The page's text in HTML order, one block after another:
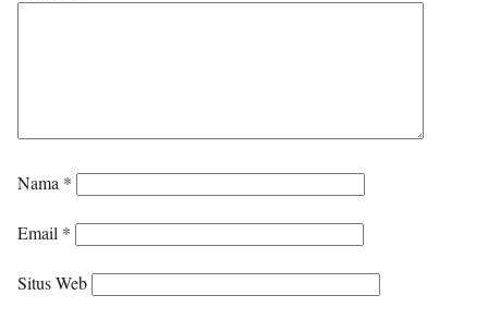
Nama *
Email *
Situs Web